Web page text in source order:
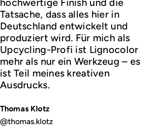
Tatsache, dass alles hier in
Deutschland entwickelt und
produziert wird. Für mich als
Upcycling-Profi ist Lignocolor
mehr als nur ein Werkzeug – es
ist Teil meines kreativen
Ausdrucks.
Thomas Klotz
@thomas.klotz